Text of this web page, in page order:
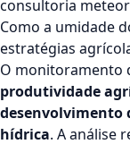
consultoria
Como a umidade
estratégias
O monitoramento
produtividade
desenvolvimento
hídrica. A análise